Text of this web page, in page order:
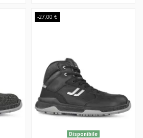
-27,00 €
Disponibile